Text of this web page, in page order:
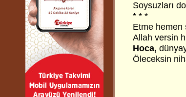
Soysuzları
* * *
Etme hemen
Allah versin
Hoca,
Öleceksin